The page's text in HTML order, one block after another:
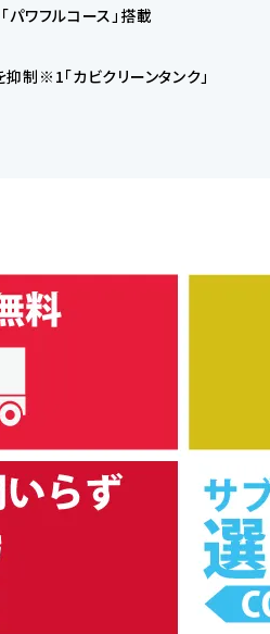
ワフルコース」搭載
制※1「カビクリーンタンク」